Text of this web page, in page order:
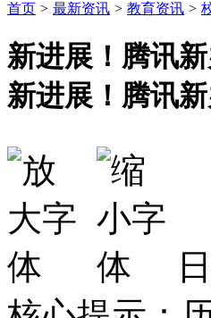
首页 > 最新资讯 > 教育资讯 >
新进展！腾讯
新进展！腾讯